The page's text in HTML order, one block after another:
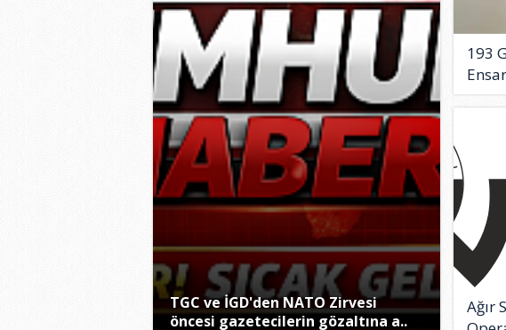
TGC ve İGD'den NATO Zirvesi
öncesi gazetecilerin gözaltına a..
193
Ağır